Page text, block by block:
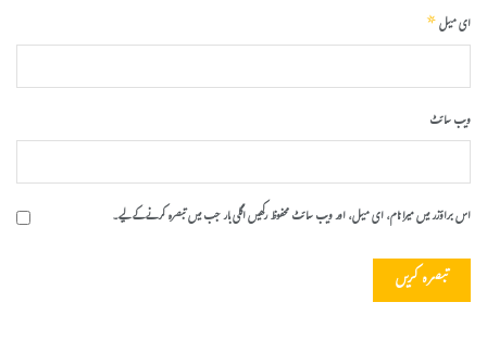
ای میل*
ویب‌ سائٹ
اس براؤزر میں میرا نام، ای میل، اور ویب سائٹ محفوظ رکھیں اگلی بار جب میں تبصرہ کرنے کےلیے۔